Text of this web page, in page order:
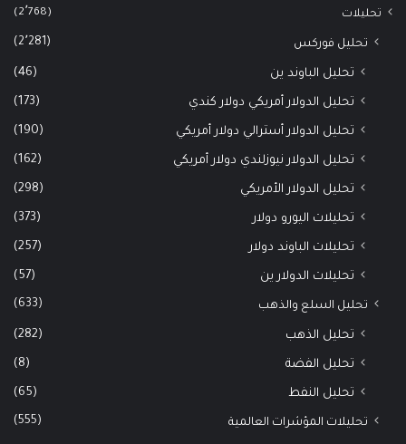
تحليلات (2٬768)
تحليل فوركس (2٬281)
تحليل الباوند ين (46)
تحليل الدولار أمريكي دولار كندي (173)
تحليل الدولار أسترالي دولار أمريكي (190)
تحليل الدولار نيوزلندي دولار أمريكي (162)
تحليل الدولار الأمريكي (298)
تحليلات اليورو دولار (373)
تحليلات الباوند دولار (257)
تحليلات الدولار ين (57)
تحليل السلع والذهب (633)
تحليل الذهب (282)
تحليل الفضة (8)
تحليل النفط (65)
تحليلات المؤشرات العالمية (555)